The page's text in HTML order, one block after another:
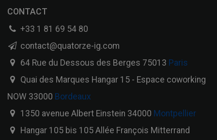
CONTACT
+33 1 81 69 54 80
contact@quatorze-ig.com
64 Rue du Dessous des Berges 75013 Paris
Quai des Marques Hangar 15 - Espace coworking
NOW 33000 Bordeaux
1350 avenue Albert Einstein 34000 Montpellier
Hangar 105 bis 105 Allée François Mitterrand